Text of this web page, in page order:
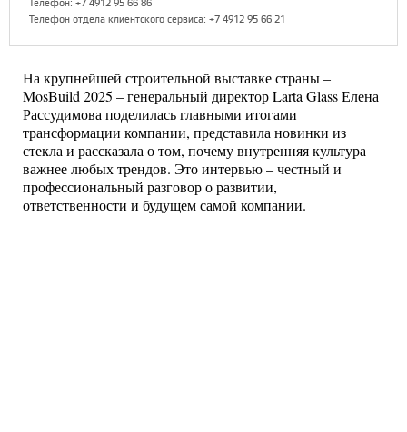
Телефон отдела клиентского сервиса: +7 4912 95 66 21
На крупнейшей строительной выставке страны –
MosBuild 2025 – генеральный директор Larta Glass Елена
Рассудимова поделилась главными итогами
трансформации компании, представила новинки из
стекла и рассказала о том, почему внутренняя культура
важнее любых трендов. Это интервью – честный и
профессиональный разговор о развитии,
ответственности и будущем самой компании.